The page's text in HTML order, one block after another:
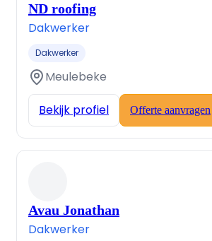
ND roofing
Dakwerker
Dakwerker
Meulebeke
Bekijk profiel Offerte aanvragen
Avau Jonathan
Dakwerker